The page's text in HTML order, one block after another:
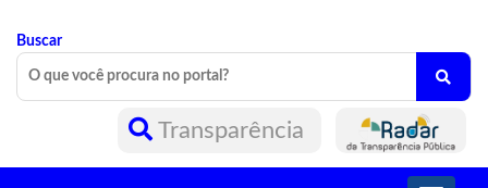
Buscar
Transparência